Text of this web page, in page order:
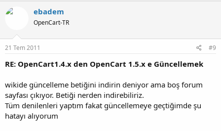
ebadem
OpenCart-TR
21 Tem 2011 #9
RE: OpenCart1.4.x den OpenCart 1.5.x e Güncellemek
wikide güncelleme betiğini indirin deniyor ama boş forum
sayfası çıkıyor. Betiği nerden indirebiliriz.
Tüm denilenleri yaptım fakat güncellemeye geçtiğimde şu
hatayı alıyorum